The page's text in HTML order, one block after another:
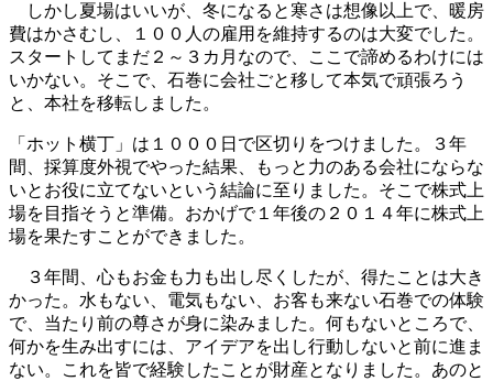
しかし夏場はいいが、冬になると寒さは想像以上で、暖房
費はかさむし、１００人の雇用を維持するのは大変でした。
スタートしてまだ２～３カ月なので、ここで諦めるわけには
いかない。そこで、石巻に会社ごと移して本気で頑張ろう
と、本社を移転しました。
「ホット横丁」は１０００日で区切りをつけました。３年
間、採算度外視でやった結果、もっと力のある会社にならな
いとお役に立てないという結論に至りました。そこで株式上
場を目指そうと準備。おかげで１年後の２０１４年に株式上
場を果たすことができました。
３年間、心もお金も力も出し尽くしたが、得たことは大き
かった。水もない、電気もない、お客も来ない石巻での体験
で、当たり前の尊さが身に染みました。何もないところで、
何かを生み出すには、アイデアを出し行動しないと前に進ま
ない。これを皆で経験したことが財産となりました。あのと